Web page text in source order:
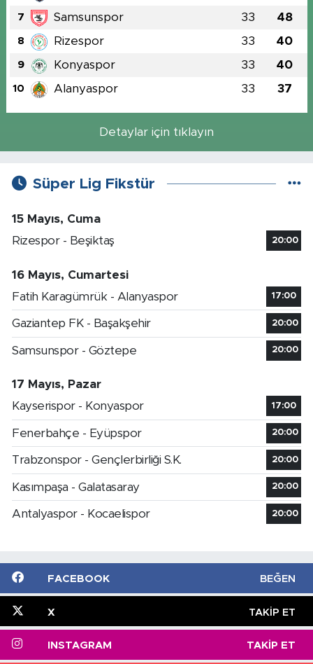
7 Samsunspor 33 48
8 Rizespor 33 40
9 Konyaspor 33 40
10 Alanyaspor 33 37
Detaylar için tıklayın
Süper Lig Fikstür
15 Mayıs, Cuma
Rizespor - Beşiktaş
20:00
16 Mayıs, Cumartesi
Fatih Karagümrük - Alanyaspor
17:00
Gaziantep FK - Başakşehir 20:00
Samsunspor - Göztepe 20:00
17 Mayıs, Pazar
Kayserispor - Konyaspor
17:00
Fenerbahçe - Eyüpspor 20:00
Trabzonspor - Gençlerbirliği S.K. 20:00
Kasımpaşa - Galatasaray 20:00
Antalyaspor - Kocaelispor 20:00
FACEBOOK BEĞEN
X TAKIP ET
INSTAGRAM TAKIP ET